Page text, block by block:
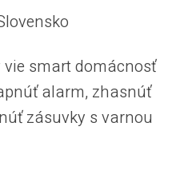
vie smart domácnosť
alarm, zhasnúť
zásuvky s varnou